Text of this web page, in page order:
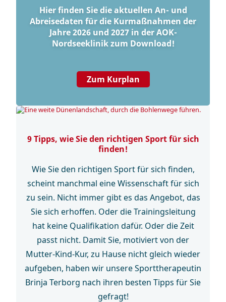
Hier finden Sie die aktuellen An- und
Abreisedaten für die Kurmaßnahmen der
Jahre 2026 und 2027 in der AOK-
Nordseeklinik zum Download!
Zum Kurplan
9 Tipps, wie Sie den richtigen Sport für sich
finden!
Wie Sie den richtigen Sport für sich finden,
scheint manchmal eine Wissenschaft für sich
zu sein. Nicht immer gibt es das Angebot, das
Sie sich erhoffen. Oder die Trainingsleitung
hat keine Qualifikation dafür. Oder die Zeit
passt nicht. Damit Sie, motiviert von der
Mutter-Kind-Kur, zu Hause nicht gleich wieder
aufgeben, haben wir unsere Sporttherapeutin
Brinja Terborg nach ihren besten Tipps für Sie
gefragt!